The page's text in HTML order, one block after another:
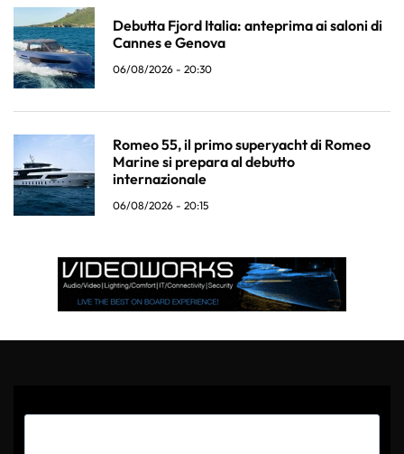
Debutta Fjord Italia: anteprima ai saloni di
Cannes e Genova
06/08/2026 - 20:30
Romeo 55, il primo superyacht di Romeo
Marine si prepara al debutto
internazionale
06/08/2026 - 20:15